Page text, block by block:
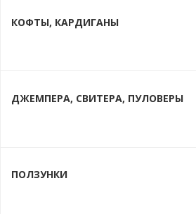
КОФТЫ, КАРДИГАНЫ
ДЖЕМПЕРА, СВИТЕРА, ПУЛОВЕРЫ
ПОЛЗУНКИ